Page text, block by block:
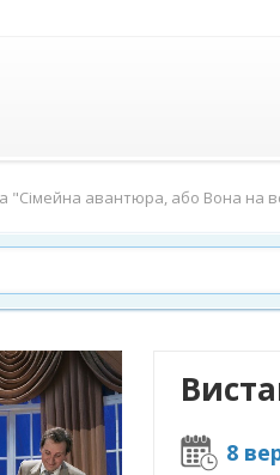
"Сімейна авантюра, або Вона на
8